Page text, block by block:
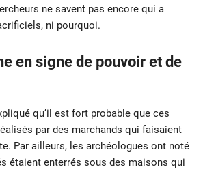
ne savent pas encore qui a
ni pourquoi.
en signe de pouvoir et de
qu’il est fort probable que ces
par des marchands qui faisaient
Par ailleurs, les archéologues ont noté
étaient enterrés sous des maisons qui